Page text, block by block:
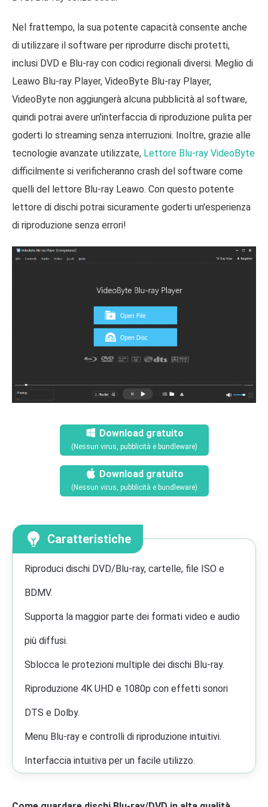
Nel frattempo, la sua potente capacità consente anche
di utilizzare il software per riprodurre dischi protetti,
inclusi DVD e Blu-ray con codici regionali diversi. Meglio di
Leawo Blu-ray Player, VideoByte Blu-ray Player,
VideoByte non aggiungerà alcuna pubblicità al software,
quindi potrai avere un'interfaccia di riproduzione pulita per
goderti lo streaming senza interruzioni. Inoltre, grazie alle
tecnologie avanzate utilizzate, Lettore Blu-ray VideoByte
difficilmente si verificheranno crash del software come
quelli del lettore Blu-ray Leawo. Con questo potente
lettore di dischi potrai sicuramente goderti un'esperienza
di riproduzione senza errori!
Download gratuito
(Nessun virus, pubblicità e bundleware)
Download gratuito
(Nessun virus, pubblicità e bundleware)
Caratteristiche
Riproduci dischi DVD/Blu-ray, cartelle, file ISO e
BDMV.
Supporta la maggior parte dei formati video e audio
più diffusi.
Sblocca le protezioni multiple dei dischi Blu-ray.
Riproduzione 4K UHD e 1080p con effetti sonori
DTS e Dolby.
Menu Blu-ray e controlli di riproduzione intuitivi.
Interfaccia intuitiva per un facile utilizzo.